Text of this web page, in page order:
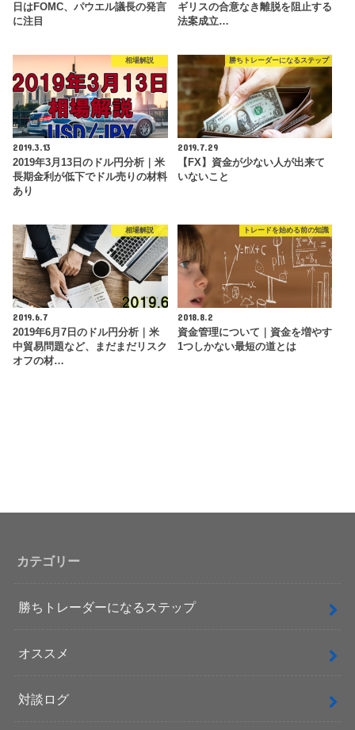
日はFOMC、パウエル議長の発言
に注目
ギリスの合意なき離脱を阻止する
法案成立…
相場解説
2019.3.13
2019年3月13日のドル円分析｜米
長期金利が低下でドル売りの材料
あり
勝ちトレーダーになるステップ
2019.7.29
【FX】資金が少ない人が出来て
いないこと
相場解説
2019.6.7
2019年6月7日のドル円分析｜米
中貿易問題など、まだまだリスク
オフの材…
トレードを始める前の知識
2018.8.2
資金管理について｜資金を増やす
1つしかない最短の道とは
カテゴリー
勝ちトレーダーになるステップ
オススメ
対談ログ